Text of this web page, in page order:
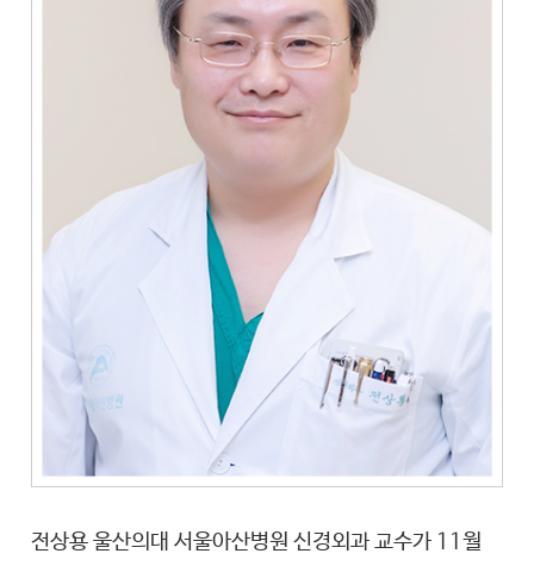
전상용 울산의대 서울아산병원 신경외과 교수가 11월